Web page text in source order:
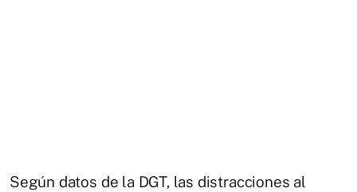
Según datos de la DGT, las distracciones al